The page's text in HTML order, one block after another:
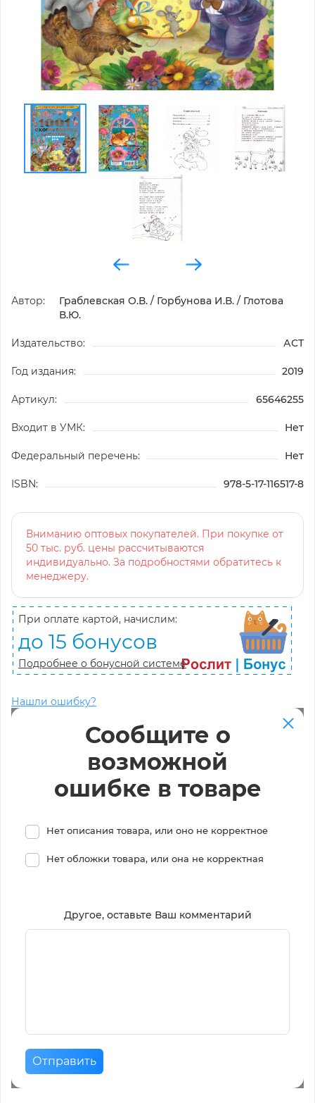
Автор:
Граблевская О.В. / Горбунова И.В. / Глотова
В.Ю.
Издательство: АСТ
Год издания: 2019
Артикул: 65646255
Входит в УМК: Нет
Федеральный перечень: Нет
ISBN: 978-5-17-116517-8
Вниманию оптовых покупателей. При покупке от
50 тыс. руб. цены рассчитываются
индивидуально. За подробностями обратитесь к
менеджеру.
При оплате картой, начислим:
до 15 бонусов
Подробнее о бонусной системе
Нашли ошибку?
Сообщите о
возможной
ошибке в товаре
Нет описания товара, или оно не корректное
Нет обложки товара, или она не корректная
Другое, оставьте Ваш комментарий
Отправить